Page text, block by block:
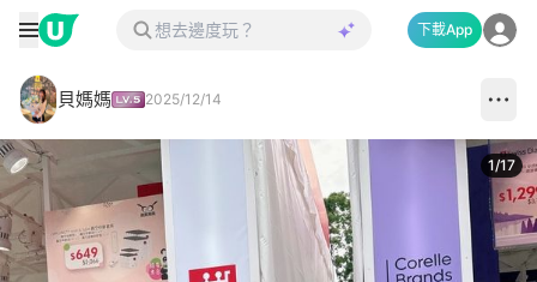
下載App
貝媽媽 2025/12/14
1/17